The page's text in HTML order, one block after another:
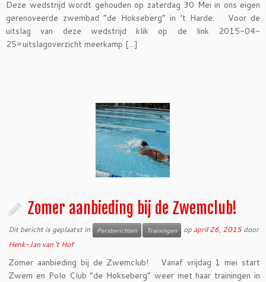
Deze wedstrijd wordt gehouden op zaterdag 30 Mei in ons eigen
gerenoveerde zwembad “de Hokseberg” in ’t Harde. Voor de
uitslag van deze wedstrijd klik op de link 2015-04-
25=uitslagoverzicht meerkamp […]
Zomer aanbieding bij de Zwemclub!
Dit bericht is geplaatst in Persberichten Trainingen op april 26, 2015 door
Henk-Jan van 't Hof
Zomer aanbieding bij de Zwemclub! Vanaf vrijdag 1 mei start
Zwem en Polo Club “de Hokseberg” weer met haar trainingen in